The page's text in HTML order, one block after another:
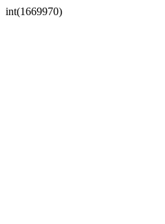
int(1669970)